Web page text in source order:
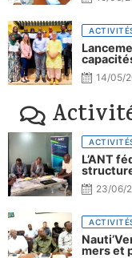
Djibouti.
14/05/
L’ANT
nationale
23/06/
mers et